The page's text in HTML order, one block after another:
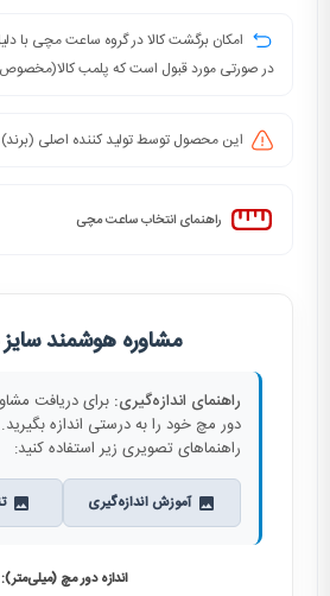
امکان برگشت کالا در گروه ساعت مچی با
در صورتی مورد قبول است که پلمب
این محصول توسط تولید کننده اصلی
راهنمای انتخاب ساعت مچی
مشاوره هوشمند
راهنمای اندازه‌گیری: برای دریافت
دور مچ خود را به درستی اندازه
راهنماهای تصویری زیر استفاده کنید:
آموزش اندازه‌گیری
اندازه دور مچ (میلی‌متر):